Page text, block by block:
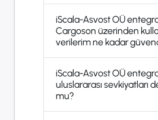
iScala-Asvost OÜ
Cargoson üzerinden
verilerim ne kadar
iScala-Asvost OÜ
uluslararası sevkiyatları
mu?